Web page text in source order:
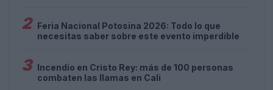
2 Feria Nacional Potosina 2026: Todo lo que
necesitas saber sobre este evento imperdible
3 Incendio en Cristo Rey: más de 100 personas
combaten las llamas en Cali